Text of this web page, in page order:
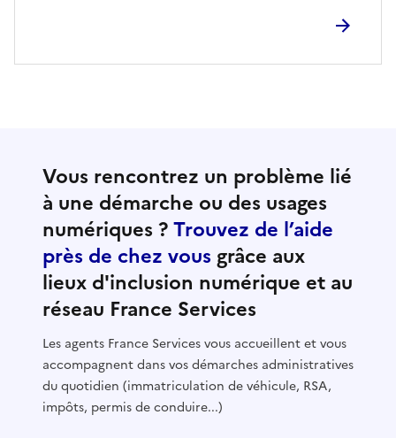
Vous rencontrez un problème lié
à une démarche ou des usages
numériques ?Trouvez de l’aide
près de chez vous grâce aux
lieux d'inclusion numérique et au
réseau France Services
Les agents France Services vous accueillent et vous
accompagnent dans vos démarches administratives
du quotidien (immatriculation de véhicule, RSA,
impôts, permis de conduire...)